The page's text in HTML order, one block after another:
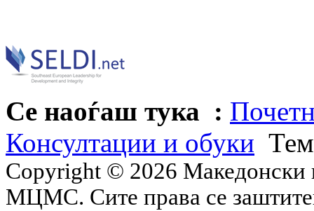
Се наоѓаш тука :
Консултации и обуки
Copyright © 2026 Македонски
МЦМС. Сите права се